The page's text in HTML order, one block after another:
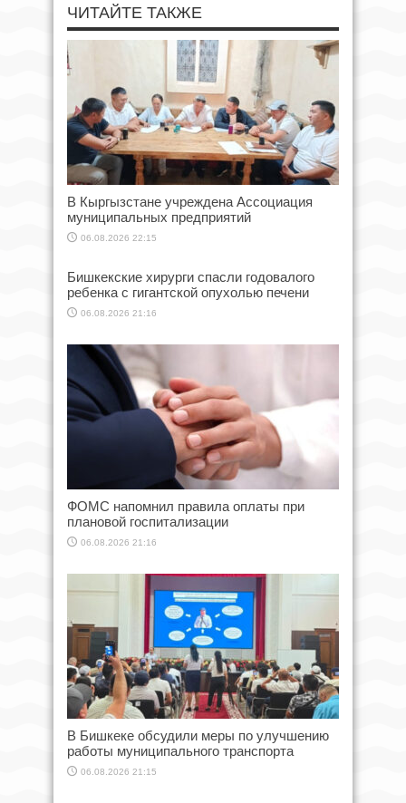
ЧИТАЙТЕ ТАКЖЕ
В Кыргызстане учреждена Ассоциация
муниципальных предприятий
06.08.2026 22:15
Бишкекские хирурги спасли годовалого
ребенка с гигантской опухолью печени
06.08.2026 21:16
ФОМС напомнил правила оплаты при
плановой госпитализации
06.08.2026 21:16
В Бишкеке обсудили меры по улучшению
работы муниципального транспорта
06.08.2026 21:15